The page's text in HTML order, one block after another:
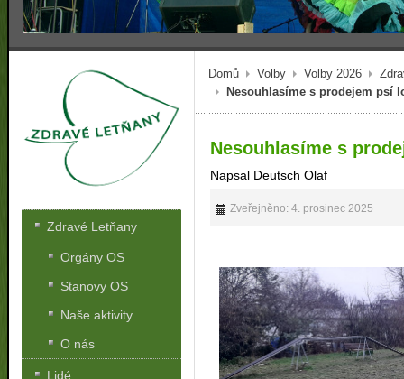
Domů Volby Volby 2026
Nesouhlasíme s prodejem psí
Nesouhlasíme s
Napsal Deutsch Olaf
Zveřejněno: 4. prosinec 2025
Zdravé Letňany
Orgány OS
Stanovy OS
Naše aktivity
O nás
Lidé